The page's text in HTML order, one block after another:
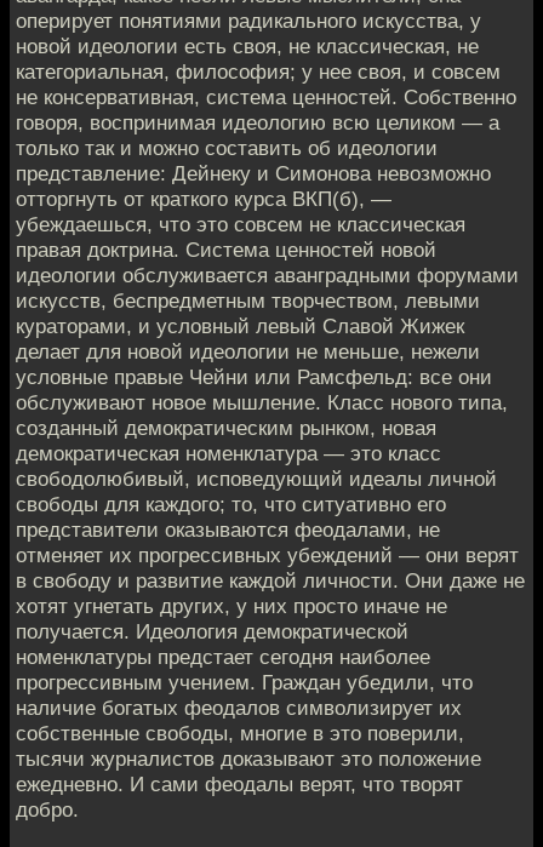
оперирует понятиями радикального искусства, у
новой идеологии есть своя, не классическая, не
категориальная, философия; у нее своя, и совсем
не консервативная, система ценностей. Собственно
говоря, воспринимая идеологию всю целиком — а
только так и можно составить об идеологии
представление: Дейнеку и Симонова невозможно
отторгнуть от краткого курса ВКП(б), —
убеждаешься, что это совсем не классическая
правая доктрина. Система ценностей новой
идеологии обслуживается аванградными форумами
искусств, беспредметным творчеством, левыми
кураторами, и условный левый Славой Жижек
делает для новой идеологии не меньше, нежели
условные правые Чейни или Рамсфельд: все они
обслуживают новое мышление. Класс нового типа,
созданный демократическим рынком, новая
демократическая номенклатура — это класс
свободолюбивый, исповедующий идеалы личной
свободы для каждого; то, что ситуативно его
представители оказываются феодалами, не
отменяет их прогрессивных убеждений — они верят
в свободу и развитие каждой личности. Они даже не
хотят угнетать других, у них просто иначе не
получается. Идеология демократической
номенклатуры предстает сегодня наиболее
прогрессивным учением. Граждан убедили, что
наличие богатых феодалов символизирует их
собственные свободы, многие в это поверили,
тысячи журналистов доказывают это положение
ежедневно. И сами феодалы верят, что творят
добро.